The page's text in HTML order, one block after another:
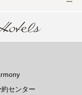
センター